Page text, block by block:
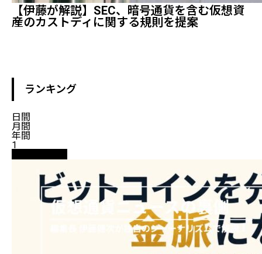
【伊藤が解説】SEC、暗号通貨を含む仮想資
産のカストディに関する規則を提案
ランキング
日間
月間
年間
1